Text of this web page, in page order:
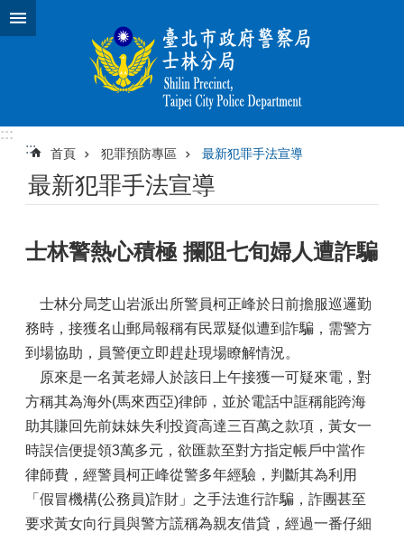
跳到主要內容區塊
:::
:::
首頁 犯罪預防專區 最新犯罪手法宣導
最新犯罪手法宣導
士林警熱心積極 攔阻七旬婦人遭詐騙
士林分局芝山岩派出所警員柯正峰於日前擔服巡邏勤
務時，接獲名山郵局報稱有民眾疑似遭到詐騙，需警方
到場協助，員警便立即趕赴現場瞭解情況。
原來是一名黃老婦人於該日上午接獲一可疑來電，對
方稱其為海外(馬來西亞)律師，並於電話中誆稱能跨海
助其賺回先前妹妹失利投資高達三百萬之款項，黃女一
時誤信便提領3萬多元，欲匯款至對方指定帳戶中當作
律師費，經警員柯正峰從警多年經驗，判斷其為利用
「假冒機構(公務員)詐財」之手法進行詐騙，詐團甚至
要求黃女向行員與警方謊稱為親友借貸，經過一番仔細